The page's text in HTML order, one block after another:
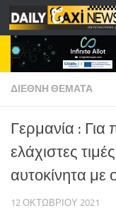
Skip to content
ΔΙΕΘΝΗ ΘΕΜΑΤΑ
Γερμανία : Για
ελάχιστες
αυτοκίνητα με
12 ΟΚΤΩΒΡΊΟΥ 2021